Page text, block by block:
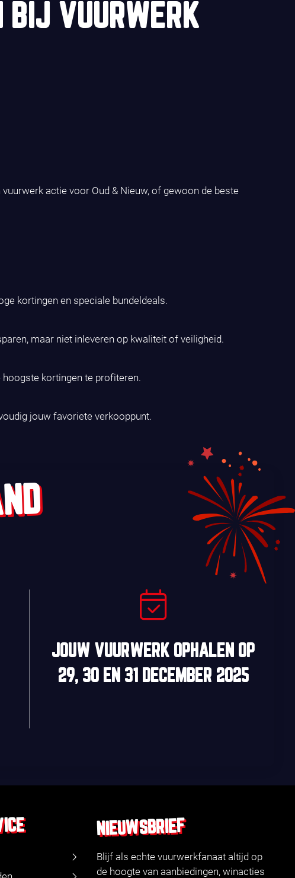
BIJ VUURWERK
actie voor Oud & Nieuw, of gewoon de beste
kortingen en speciale bundeldeals.
maar niet inleveren op kwaliteit of veiligheid.
hoogste kortingen te profiteren.
jouw favoriete verkooppunt.
JOUW VUURWERK OPHALEN OP
29, 30EN 31 DECEMBER 2025
NIEUWSBRIEF
Blijf als echte vuurwerkfanaat altijd op
de hoogte van aanbiedingen, winacties